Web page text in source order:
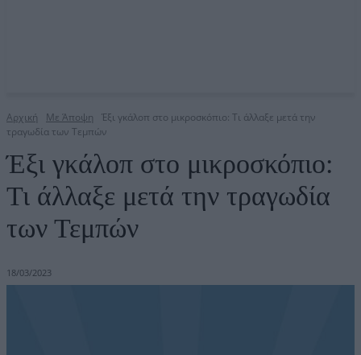
Αρχική Με Άποψη
Έξι γκάλοπ στο μικροσκόπιο: Τι άλλαξε μετά την
τραγωδία των Τεμπών
Έξι γκάλοπ στο μικροσκόπιο:
Τι άλλαξε μετά την τραγωδία
των Τεμπών
18/03/2023